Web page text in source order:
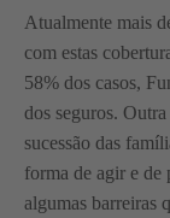
Atualmente mais
com estas
58% dos casos,
dos seguros.
sucessão das
forma de agir e de
algumas barreiras